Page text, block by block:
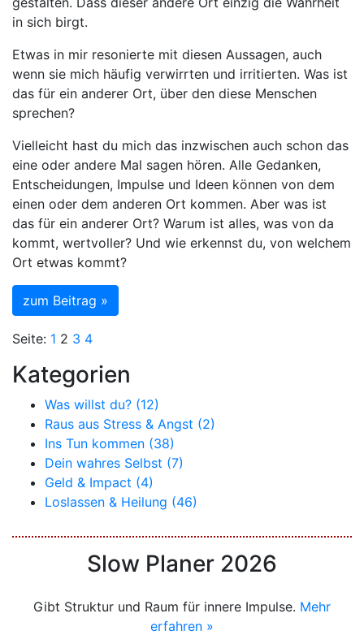
in sich birgt.
Etwas in mir resonierte mit diesen Aussagen, auch
wenn sie mich häufig verwirrten und irritierten. Was ist
das für ein anderer Ort, über den diese Menschen
sprechen?
Vielleicht hast du mich das inzwischen auch schon das
eine oder andere Mal sagen hören. Alle Gedanken,
Entscheidungen, Impulse und Ideen können von dem
einen oder dem anderen Ort kommen. Aber was ist
das für ein anderer Ort? Warum ist alles, was von da
kommt, wertvoller? Und wie erkennst du, von welchem
Ort etwas kommt?
zum Beitrag »
Seite: 1 2 3 4
Kategorien
Was willst du? (12)
Raus aus Stress & Angst (2)
Ins Tun kommen (38)
Dein wahres Selbst (7)
Geld & Impact (4)
Loslassen & Heilung (46)
Slow Planer 2026
Gibt Struktur und Raum für innere Impulse. Mehr
erfahren »